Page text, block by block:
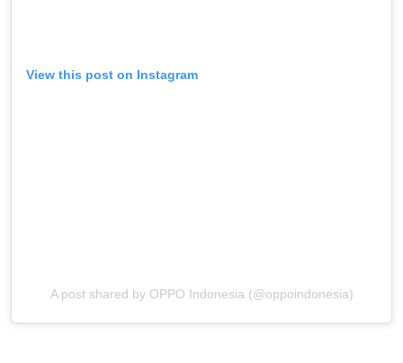
View this post on Instagram
A post shared by OPPO Indonesia (@oppoindonesia)